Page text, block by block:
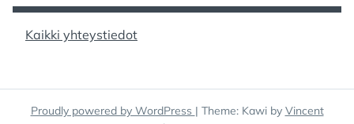
Kaikki yhteystiedot
Proudly powered by WordPress | Theme: Kawi by Vincent